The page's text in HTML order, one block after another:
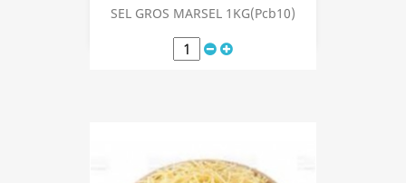
SEL GROS MARSEL 1KG(Pcb10)